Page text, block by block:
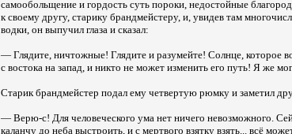
самообольщение и гордость суть пороки, недостойные
к своему другу, старику брандмейстеру, и, увидев там
водки, он выпучил глаза и сказал:
— Глядите, ничтожные! Глядите и разумейте! Солнце, которое
с востока на запад, и никто не может изменить его путь! Я же
Старик брандмейстер подал ему четвертую рюмку и заметил
— Верю-с! Для человеческого ума нет ничего невозможного.
каланчу до неба выстроить, и с мертвого взятку взять... всё